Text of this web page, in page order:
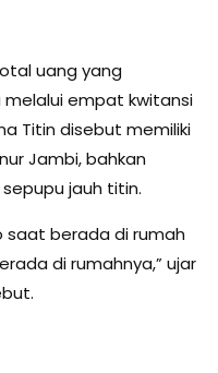
uang yang
melalui empat kwitansi
Titin disebut memiliki
Jambi, bahkan
jauh titin.
saat berada di rumah
di rumahnya,” ujar